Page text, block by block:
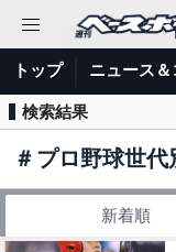
トップ ニュース＆
検索結果
＃ プロ野球世代
新着順